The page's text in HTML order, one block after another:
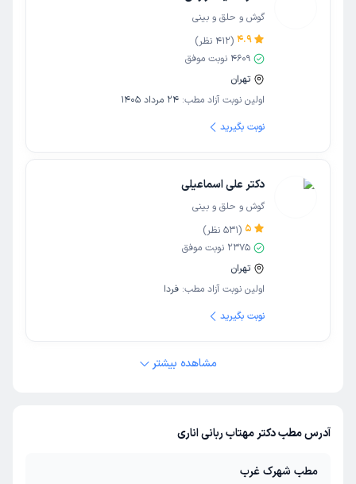
گوش و حلق و بینی
4.9
(
412 نظر)
4609 نوبت موفق
تهران
اولین نوبت آزاد مطب: 24 مرداد 1405
نوبت بگیرید
دکتر علی اسماعیلی
گوش و حلق و بینی
5
(
531 نظر)
2375 نوبت موفق
تهران
اولین نوبت آزاد مطب: فردا
نوبت بگیرید
مشاهده بیشتر
آدرس مطب دکتر مهتاب ربانی اناری
مطب شهرک غرب